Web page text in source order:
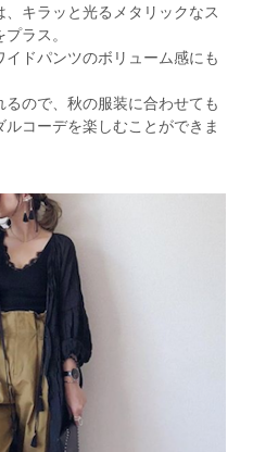
キラッと光るメタリックなス
ラス。
ドパンツのボリューム感にも
ので、秋の服装に合わせても
コーデを楽しむことができま